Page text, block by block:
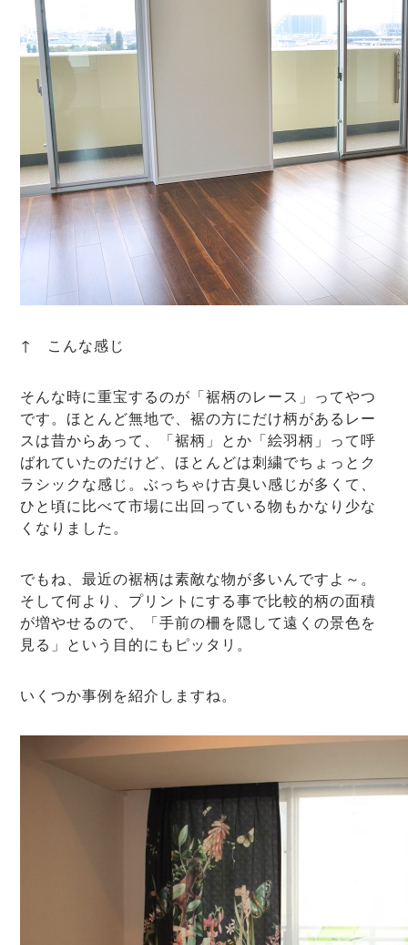
↑ こんな感じ
そんな時に重宝するのが「裾柄のレース」ってやつ
です。ほとんど無地で、裾の方にだけ柄があるレー
スは昔からあって、「裾柄」とか「絵羽柄」って呼
ばれていたのだけど、ほとんどは刺繍でちょっとク
ラシックな感じ。ぶっちゃけ古臭い感じが多くて、
ひと頃に比べて市場に出回っている物もかなり少な
くなりました。
でもね、最近の裾柄は素敵な物が多いんですよ～。
そして何より、プリントにする事で比較的柄の面積
が増やせるので、「手前の柵を隠して遠くの景色を
見る」という目的にもピッタリ。
いくつか事例を紹介しますね。